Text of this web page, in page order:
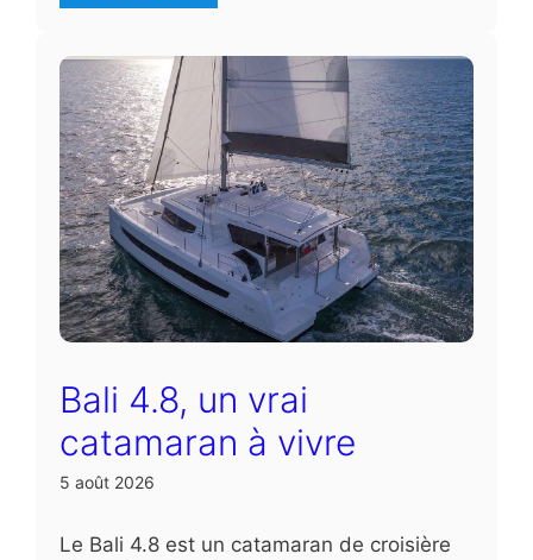
Bali 4.8, un vrai
catamaran à vivre
5 août 2026
Le Bali 4.8 est un catamaran de croisière